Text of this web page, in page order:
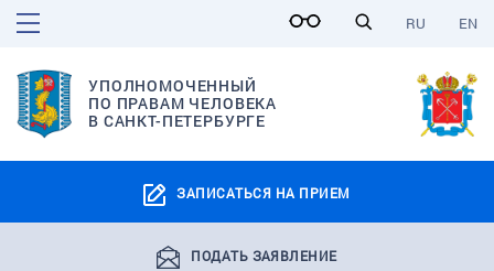
EN
RU
УПОЛНОМОЧЕННЫЙ
ПО ПРАВАМ ЧЕЛОВЕКА
В САНКТ-ПЕТЕРБУРГЕ
ЗАПИСАТЬСЯ НА ПРИЕМ
ПОДАТЬ ЗАЯВЛЕНИЕ